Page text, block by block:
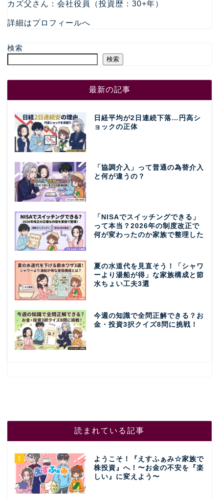
カズ父さん：会社役員（投資歴：30+年）
詳細はプロフィールへ
検索
検索
最新の記事
日経平均が2日連続下落…円高シ
ョックの正体
「協調介入」って普通の為替介入
と何が違うの？
「NISAでスイッチングできる」
って本当？2026年の制度改正で
何が変わったのか家族で整理した
夏の水道代を見直そう！「シャワ
ーより湯船が得」な家族構成と節
水ちょい工夫3選
今週の知識で全問正解できる？お
金・投資3択クイズ8問に挑戦！
読まれている記事
1
ようこそ！『えすふぁみ☆家族で
株投資』へ！〜お金の不安を『楽
しい』に変えよう〜